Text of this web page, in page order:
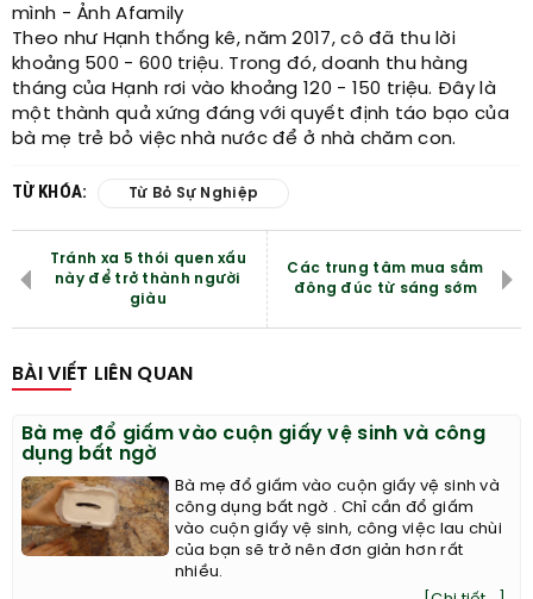
mình - Ảnh Afamily
Theo như Hạnh thống kê, năm 2017, cô đã thu lời
khoảng 500 - 600 triệu. Trong đó, doanh thu hàng
tháng của Hạnh rơi vào khoảng 120 - 150 triệu. Đây là
một thành quả xứng đáng với quyết định táo bạo của
bà mẹ trẻ bỏ việc nhà nước để ở nhà chăm con.
TỪ KHÓA: Từ Bỏ Sự Nghiệp
Tránh xa 5 thói quen xấu
này để trở thành người
giàu
Các trung tâm mua sắm
đông đúc từ sáng sớm
BÀI VIẾT LIÊN QUAN
Bà mẹ đổ giấm vào cuộn giấy vệ sinh và công
dụng bất ngờ
Bà mẹ đổ giấm vào cuộn giấy vệ sinh và
công dụng bất ngờ . Chỉ cần đổ giấm
vào cuộn giấy vệ sinh, công việc lau chùi
của bạn sẽ trở nên đơn giản hơn rất
nhiều.